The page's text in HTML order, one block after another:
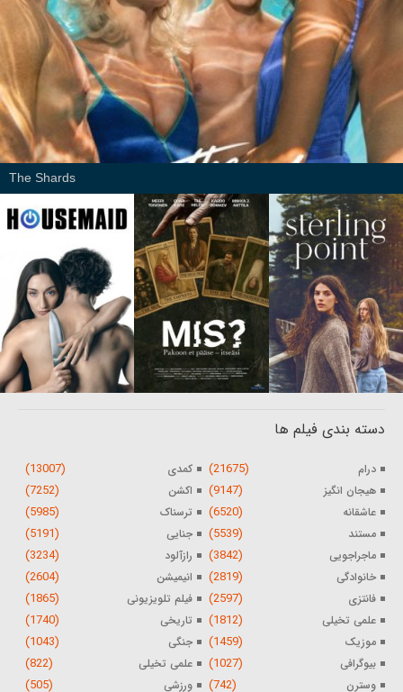
The Shards
دسته بندی فیلم ها
درام (21675) کمدی (13007)
هیجان انگیز (9147) اکشن (7252)
عاشقانه (6520) ترسناک (5985)
مستند (5539) جنایی (5191)
ماجراجویی (3842) رازآلود (3234)
خانوادگی (2819) انیمیشن (2604)
فانتزی (2597) فیلم تلویزیونی (1865)
علمی تخیلی (1812) تاریخی (1740)
موزیک (1459) جنگی (1043)
بیوگرافی (1027) علمی تخیلی (822)
وسترن (742) ورزشی (505)